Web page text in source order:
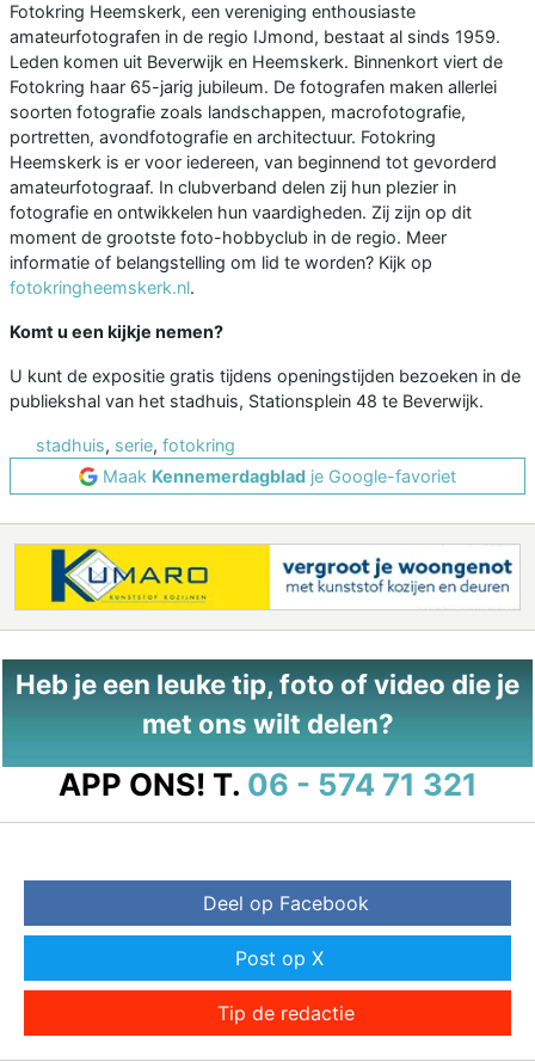
Fotokring Heemskerk, een vereniging enthousiaste
amateurfotografen in de regio IJmond, bestaat al sinds 1959.
Leden komen uit Beverwijk en Heemskerk. Binnenkort viert de
Fotokring haar 65-jarig jubileum. De fotografen maken allerlei
soorten fotografie zoals landschappen, macrofotografie,
portretten, avondfotografie en architectuur. Fotokring
Heemskerk is er voor iedereen, van beginnend tot gevorderd
amateurfotograaf. In clubverband delen zij hun plezier in
fotografie en ontwikkelen hun vaardigheden. Zij zijn op dit
moment de grootste foto-hobbyclub in de regio. Meer
informatie of belangstelling om lid te worden? Kijk op
fotokringheemskerk.nl.
Komt u een kijkje nemen?
U kunt de expositie gratis tijdens openingstijden bezoeken in de
publiekshal van het stadhuis, Stationsplein 48 te Beverwijk.
stadhuis, serie, fotokring
Maak Kennemerdagblad je Google-favoriet
Heb je een leuke tip, foto of video die je
met ons wilt delen?
APP ONS! T. 06 - 574 71 321
Deel op Facebook
Post op X
Tip de redactie